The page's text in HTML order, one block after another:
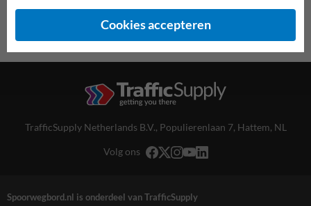
TrafficSupply Netherlands B.V., Populierenlaan 7, Hattem, NL
Volg ons
Spoorwegbord.nl is onderdeel van TrafficSupply
Cookies accepteren